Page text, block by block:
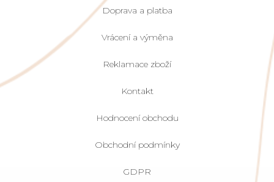
Doprava a platba
Vrácení a výměna
Reklamace zboží
Kontakt
Hodnocení obchodu
Obchodní podmínky
GDPR